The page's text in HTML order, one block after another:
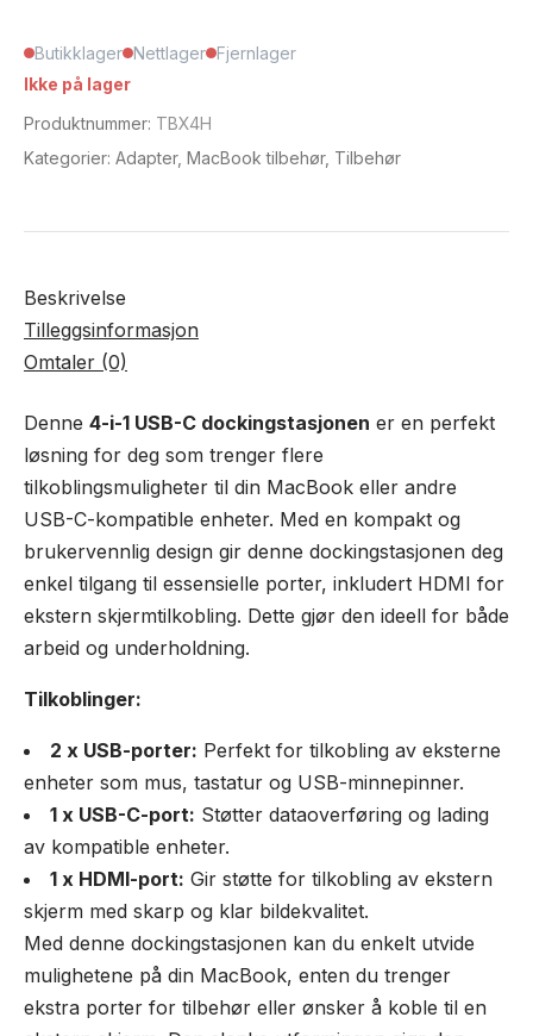
Butikklager Nettlager Fjernlager
Ikke på lager
Produktnummer: TBX4H
Kategorier: Adapter, MacBook tilbehør, Tilbehør
Beskrivelse
Tilleggsinformasjon
Omtaler (0)
Denne 4-i-1 USB-C dockingstasjonen er en perfekt
løsning for deg som trenger flere
tilkoblingsmuligheter til din MacBook eller andre
USB-C-kompatible enheter. Med en kompakt og
brukervennlig design gir denne dockingstasjonen deg
enkel tilgang til essensielle porter, inkludert HDMI for
ekstern skjermtilkobling. Dette gjør den ideell for både
arbeid og underholdning.
Tilkoblinger:
2 x USB-porter: Perfekt for tilkobling av eksterne
enheter som mus, tastatur og USB-minnepinner.
1 x USB-C-port: Støtter dataoverføring og lading
av kompatible enheter.
1 x HDMI-port: Gir støtte for tilkobling av ekstern
skjerm med skarp og klar bildekvalitet.
Med denne dockingstasjonen kan du enkelt utvide
mulighetene på din MacBook, enten du trenger
ekstra porter for tilbehør eller ønsker å koble til en